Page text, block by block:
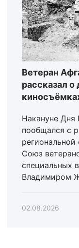
Ветеран
рассказал
Накануне Дня
пообщался с
Союз
специальных
Владимиром
02.08.2026